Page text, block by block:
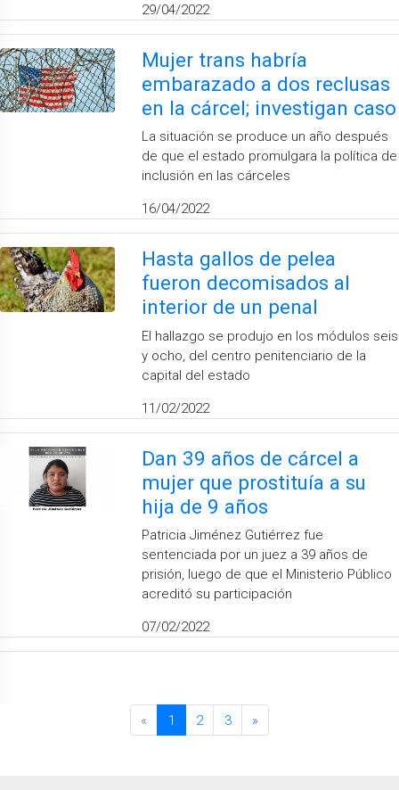
29/04/2022
Mujer trans habría
embarazado a dos reclusas
en la cárcel; investigan caso
La situación se produce un año después
de que el estado promulgara la política de
inclusión en las cárceles
16/04/2022
Hasta gallos de pelea
fueron decomisados al
interior de un penal
El hallazgo se produjo en los módulos seis
y ocho, del centro penitenciario de la
capital del estado
11/02/2022
Dan 39 años de cárcel a
mujer que prostituía a su
hija de 9 años
Patricia Jiménez Gutiérrez fue
sentenciada por un juez a 39 años de
prisión, luego de que el Ministerio Público
acreditó su participación
07/02/2022
« 1 2 3 »